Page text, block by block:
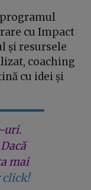
programul
cu Impact
și resursele
coaching
cu idei și
uri.
mai
click!